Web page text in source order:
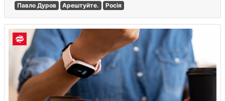
Павло Дуров Арештуйте. Росія